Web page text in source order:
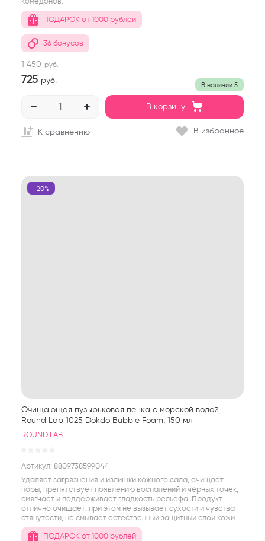
ПОДАРОК от 1000 рублей
36 бонусов
В наличии 5
1 450 руб.
725 руб.
В корзину
К сравнению В избранное
-20%
Очищающая пузырьковая пенка с морской водой
Round Lab 1025 Dokdo Bubble Foam, 150 мл
ROUND LAB
Артикул: 8809738599044
Удаляет загрязнения и излишки кожного сала, очищает
поры, препятствует появлению воспалений и чёрных точек,
смягчает и поддерживает гладкость рельефа. Продукт
отлично очищает, при этом не вызывает сухости и чувства
стянутости, не смывает естественный защитный слой кожи.
ПОДАРОК от 1000 рублей